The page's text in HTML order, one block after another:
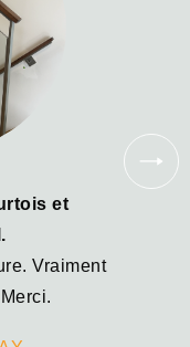
et
Vraiment